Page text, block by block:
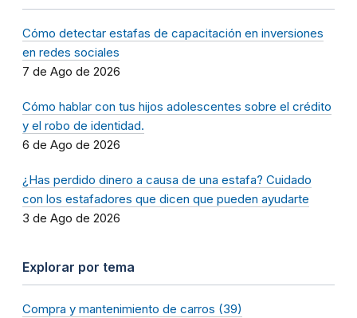
Cómo detectar estafas de capacitación en inversiones
en redes sociales
7 de Ago de 2026
Cómo hablar con tus hijos adolescentes sobre el crédito
y el robo de identidad.
6 de Ago de 2026
¿Has perdido dinero a causa de una estafa? Cuidado
con los estafadores que dicen que pueden ayudarte
3 de Ago de 2026
Explorar por tema
Compra y mantenimiento de carros (39)